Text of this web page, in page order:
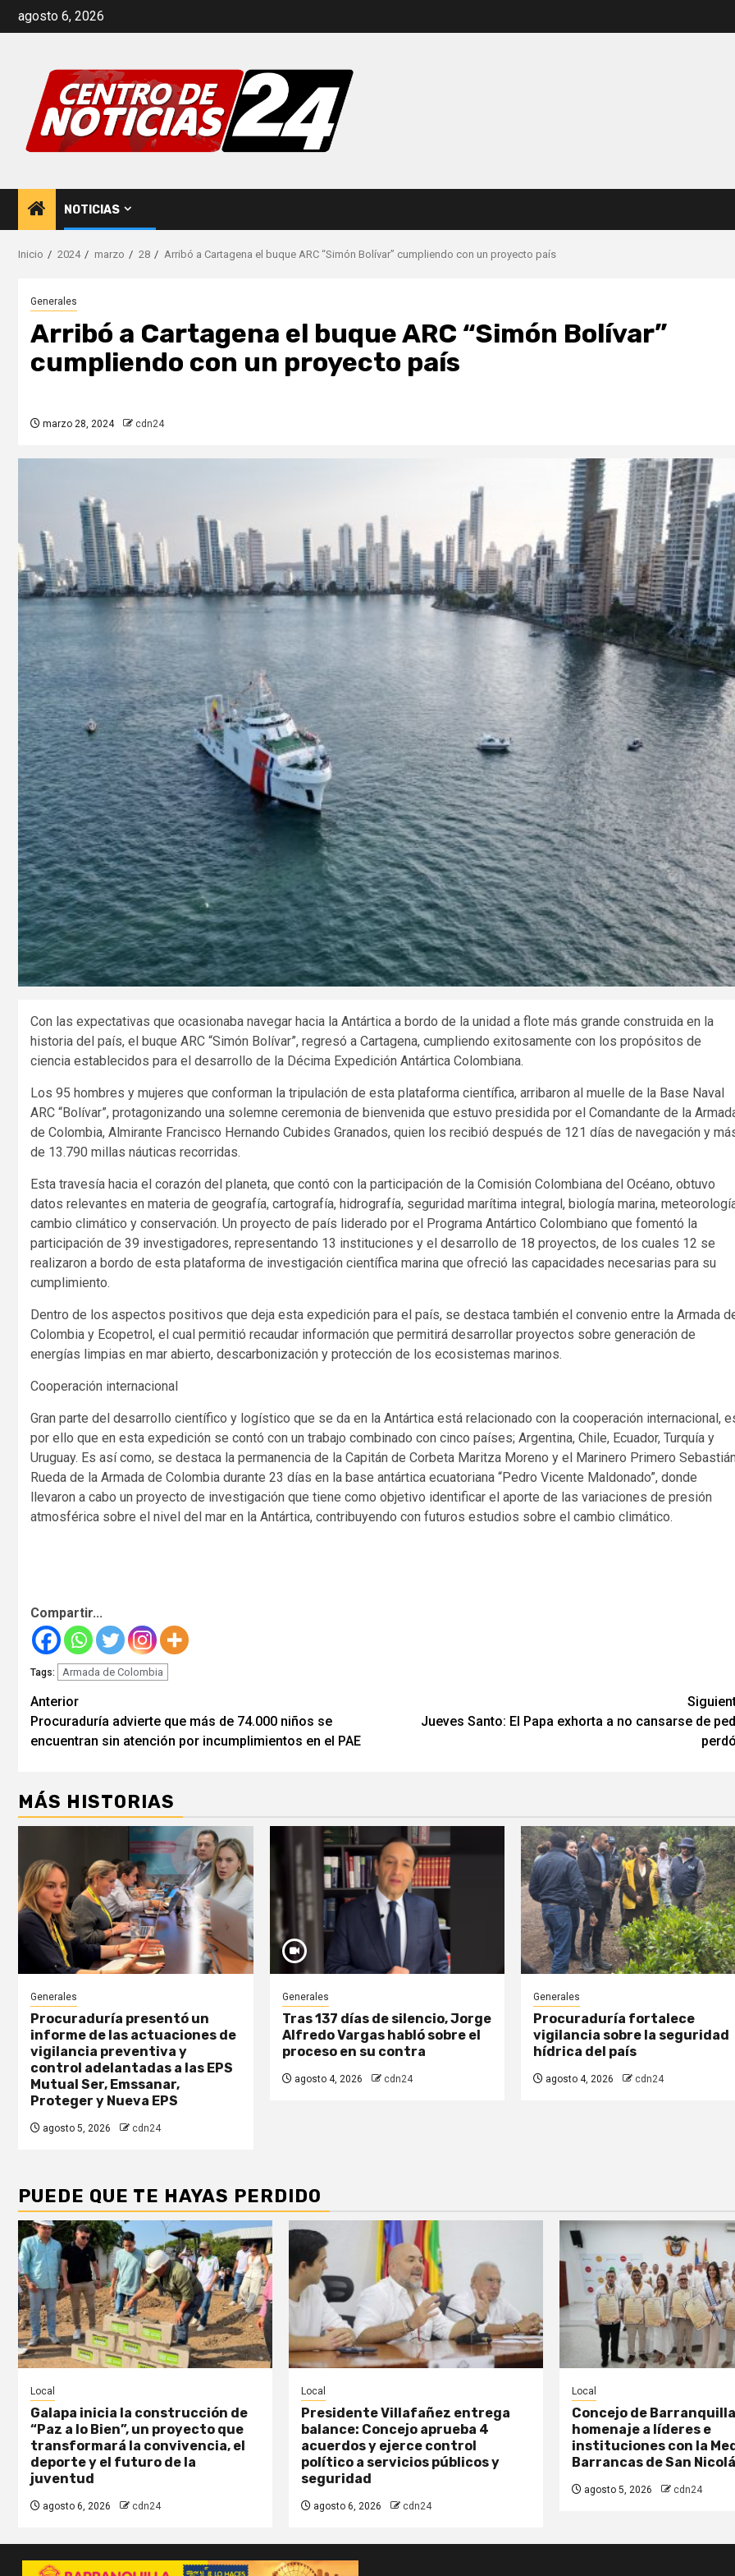
agosto 6, 2026
NOTICIAS
Inicio 2024 marzo 28 Arribó a Cartagena el buque ARC “Simón Bolívar” cumpliendo con un proyecto país
Generales
Arribó a Cartagena el buque ARC “Simón Bolívar”
cumpliendo con un proyecto país
marzo 28, 2024 cdn24
Con las expectativas que ocasionaba navegar hacia la Antártica a bordo de la unidad a flote más grande construida en la
historia del país, el buque ARC “Simón Bolívar”, regresó a Cartagena, cumpliendo exitosamente con los propósitos de
ciencia establecidos para el desarrollo de la Décima Expedición Antártica Colombiana.
Los 95 hombres y mujeres que conforman la tripulación de esta plataforma científica, arribaron al muelle de la Base Naval
ARC “Bolívar”, protagonizando una solemne ceremonia de bienvenida que estuvo presidida por el Comandante de la
de Colombia, Almirante Francisco Hernando Cubides Granados, quien los recibió después de 121 días de navegación y
de 13.790 millas náuticas recorridas.
Esta travesía hacia el corazón del planeta, que contó con la participación de la Comisión Colombiana del Océano, obtuvo
datos relevantes en materia de geografía, cartografía, hidrografía, seguridad marítima integral, biología marina,
cambio climático y conservación. Un proyecto de país liderado por el Programa Antártico Colombiano que fomentó la
participación de 39 investigadores, representando 13 instituciones y el desarrollo de 18 proyectos, de los cuales 12 se
realizaron a bordo de esta plataforma de investigación científica marina que ofreció las capacidades necesarias para su
cumplimiento.
Dentro de los aspectos positivos que deja esta expedición para el país, se destaca también el convenio entre la Armada
Colombia y Ecopetrol, el cual permitió recaudar información que permitirá desarrollar proyectos sobre generación de
energías limpias en mar abierto, descarbonización y protección de los ecosistemas marinos.
Cooperación internacional
Gran parte del desarrollo científico y logístico que se da en la Antártica está relacionado con la cooperación internacional,
por ello que en esta expedición se contó con un trabajo combinado con cinco países; Argentina, Chile, Ecuador, Turquía y
Uruguay. Es así como, se destaca la permanencia de la Capitán de Corbeta Maritza Moreno y el Marinero Primero Sebastián
Rueda de la Armada de Colombia durante 23 días en la base antártica ecuatoriana “Pedro Vicente Maldonado”, donde
llevaron a cabo un proyecto de investigación que tiene como objetivo identificar el aporte de las variaciones de presión
atmosférica sobre el nivel del mar en la Antártica, contribuyendo con futuros estudios sobre el cambio climático.
Compartir...
Tags: Armada de Colombia
Seguir
leyendo
Anterior
Procuraduría advierte que más de 74.000 niños se
encuentran sin atención por incumplimientos en el PAE
Jueves Santo: El Papa exhorta a no cansarse de
MÁS HISTORIAS
Generales
Procuraduría presentó un
informe de las actuaciones de
vigilancia preventiva y
control adelantadas a las EPS
Mutual Ser, Emssanar,
Proteger y Nueva EPS
agosto 5, 2026 cdn24
Generales
Tras 137 días de silencio, Jorge
Alfredo Vargas habló sobre el
proceso en su contra
agosto 4, 2026 cdn24
Generales
Procuraduría fortalece
vigilancia sobre la seguridad
hídrica del país
agosto 4, 2026 cdn24
PUEDE QUE TE HAYAS PERDIDO
Local
Galapa inicia la construcción de
“Paz a lo Bien”, un proyecto que
transformará la convivencia, el
deporte y el futuro de la
juventud
agosto 6, 2026 cdn24
Local
Presidente Villafañez entrega
balance: Concejo aprueba 4
acuerdos y ejerce control
político a servicios públicos y
seguridad
agosto 6, 2026 cdn24
Local
Concejo de
homenaje a líderes e
instituciones con la
Barrancas de San
agosto 5, 2026 cdn24